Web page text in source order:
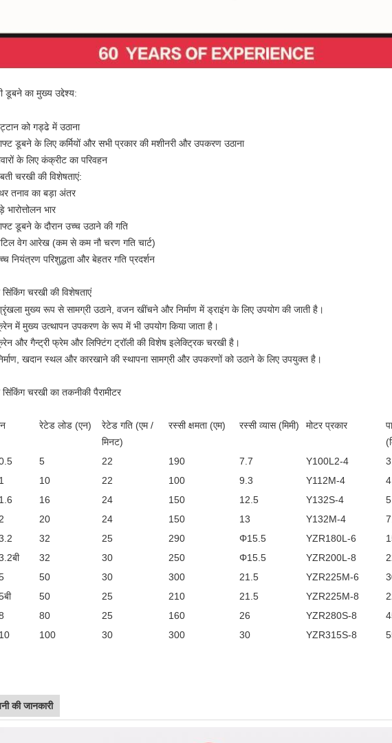
डूबने का मुख्य उद्देश्य:
को गड्ढे में उठाना
डूबने के लिए कर्मियों और सभी प्रकार की मशीनरी और उपकरण उठाना
के लिए कंक्रीट का परिवहन
चरखी की विशेषताएं:
तनाव का बड़ा अंतर
भारोत्तोलन भार
डूबने के दौरान उच्च उठाने की गति
वेग आरेख (कम से कम नौ चरण गति चार्ट)
नियंत्रण परिशुद्धता और बेहतर गति प्रदर्शन
सिंकिंग चरखी की विशेषताएं
मुख्य रूप से सामग्री उठाने, वजन खींचने और निर्माण में ड्राइंग के लिए उपयोग की जाती है।
में मुख्य उत्थापन उपकरण के रूप में भी उपयोग किया जाता है।
और गैन्ट्री फ्रेम और लिफ्टिंग ट्रॉली की विशेष इलेक्ट्रिक चरखी है।
खदान स्थल और कारखाने की स्थापना सामग्री और उपकरणों को उठाने के लिए उपयुक्त है।
सिंकिंग चरखी का तकनीकी पैरामीटर
रेटेड लोड (एन)
रेटेड गति (एम /
मिनट)
रस्सी क्षमता (एम) रस्सी व्यास (मिमी) मोटर प्रकार
5 22 190 7.7 Y100L2-4
3
10 22 100 9.3 Y112M-4
4
16 24 150 12.5 Y132S-4
20 24 150 13 Y132M-4
32 25 290 Φ15.5 YZR180L-6
32 30 250 Φ15.5 YZR200L-8
50 30 300 21.5 YZR225M-6
50 25 210 21.5 YZR225M-8
80 25 160 26 YZR280S-8
100 30 300 30 YZR315S-8
की जानकारी